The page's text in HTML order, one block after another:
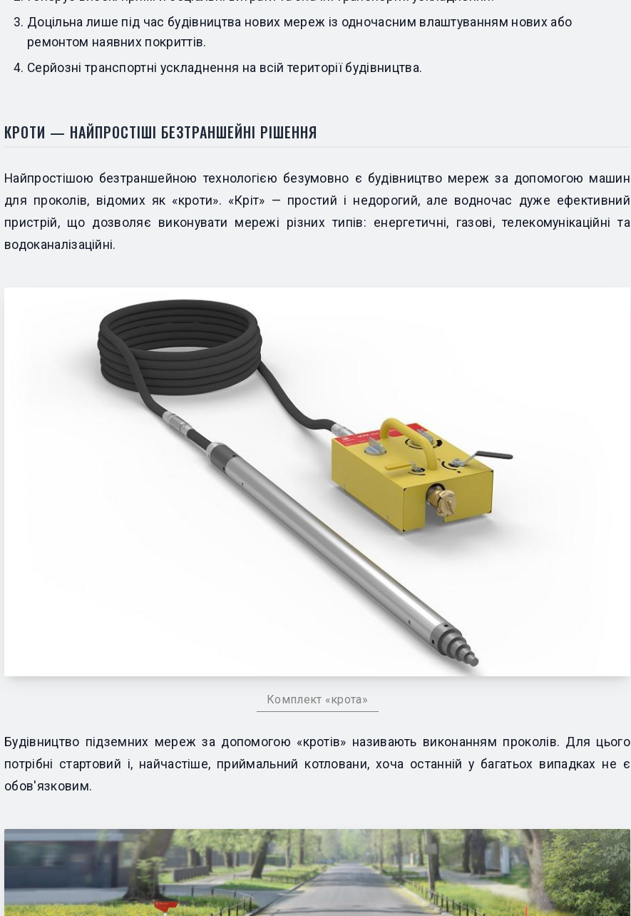
Доцільна лише під час будівництва нових мереж із одночасним влаштуванням нових або
ремонтом наявних покриттів.
Серйозні транспортні ускладнення на всій території будівництва.
КРОТИ — НАЙПРОСТІШІ БЕЗТРАНШЕЙНІ РІШЕННЯ
Найпростішою безтраншейною технологією безумовно є будівництво мереж за допомогою машин
для проколів, відомих як «кроти». «Кріт» — простий і недорогий, але водночас дуже ефективний
пристрій, що дозволяє виконувати мережі різних типів: енергетичні, газові, телекомунікаційні та
водоканалізаційні.
Комплект «крота»
Будівництво підземних мереж за допомогою «кротів» називають виконанням проколів. Для цього
потрібні стартовий і, найчастіше, приймальний котловани, хоча останній у багатьох випадках не є
обов'язковим.